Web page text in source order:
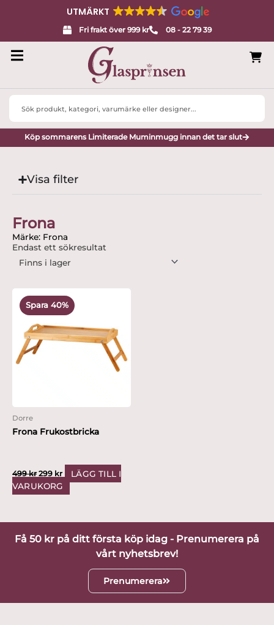
UTMÄRKT
Fri frakt över 999 kr 08 - 22 79 39
Search
Köp sommarens Limiterade Muminmugg innan det tar slut
Visa filter
Frona
Märke: Frona
Endast ett sökresultat
Spara 40%
Dorre
Frona Frukostbricka
499kr
ursprungliga
var:
499 kr.
299 kr
nuvarande
priset
299 kr.
LÄGG TILL I
VARUKORG
Få 50 kr på ditt första köp idag - Prenumerera på
vårt nyhetsbrev!
Prenumerera